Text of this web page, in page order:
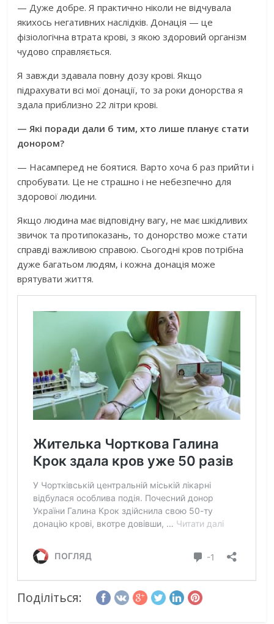
— Дуже добре. Я практично ніколи не відчувала
якихось негативних наслідків. Донація — це
фізіологічна втрата крові, з якою здоровий організм
чудово справляється.
Я завжди здавала повну дозу крові. Якщо
підрахувати всі мої донації, то за роки донорства я
здала приблизно 22 літри крові.
— Які поради дали б тим, хто лише планує стати
донором?
— Насамперед не боятися. Варто хоча б раз прийти і
спробувати. Це не страшно і не небезпечно для
здорової людини.
Якщо людина має відповідну вагу, не має шкідливих
звичок та протипоказань, то донорство може стати
справді важливою справою. Сьогодні кров потрібна
дуже багатьом людям, і кожна донація може
врятувати життя.
Поділіться: